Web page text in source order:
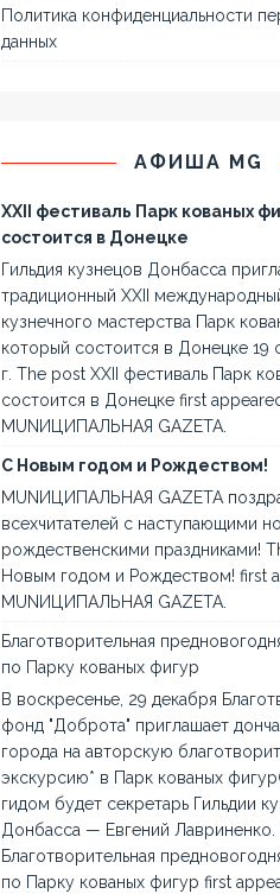
Политика конфиденциальности
данных
АФИША MG
XXII фестиваль Парк кованых
состоится в Донецке
Гильдия кузнецов Донбасса
традиционный XXII
кузнечного мастерства Парк
который состоится в Донецке 19
г. The post XXII фестиваль Парк
состоится в Донецке first
MUNИЦИПАЛЬНАЯ GAZЕТА.
С Новым годом и Рождеством!
MUNИЦИПАЛЬНАЯ GAZЕТА
всехчитателей с наступающими
рождественскими праздниками!
Новым годом и Рождеством! first
MUNИЦИПАЛЬНАЯ GAZЕТА.
Благотворительная
по Парку кованых фигур
В воскресенье, 29 декабря
фонд "Доброта" приглашает
города на авторскую
экскурсию* в Парк кованых
гидом будет секретарь Гильдии
Донбасса — Евгений
Благотворительная
по Парку кованых фигур first